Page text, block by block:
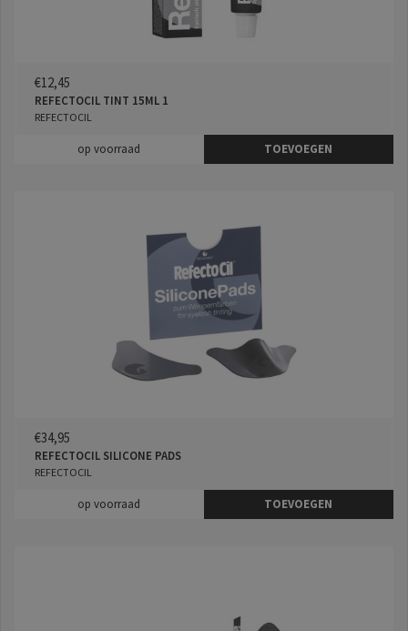
€12,45
REFECTOCIL TINT 15ML 1
REFECTOCIL
op voorraad TOEVOEGEN
€34,95
REFECTOCIL SILICONE PADS
REFECTOCIL
op voorraad TOEVOEGEN